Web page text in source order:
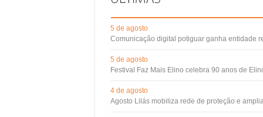
5 de agosto
Comunicação digital potiguar ganha entidade
5 de agosto
Festival Faz Mais Elino celebra 90 anos de
4 de agosto
Agosto Lilás mobiliza rede de proteção e